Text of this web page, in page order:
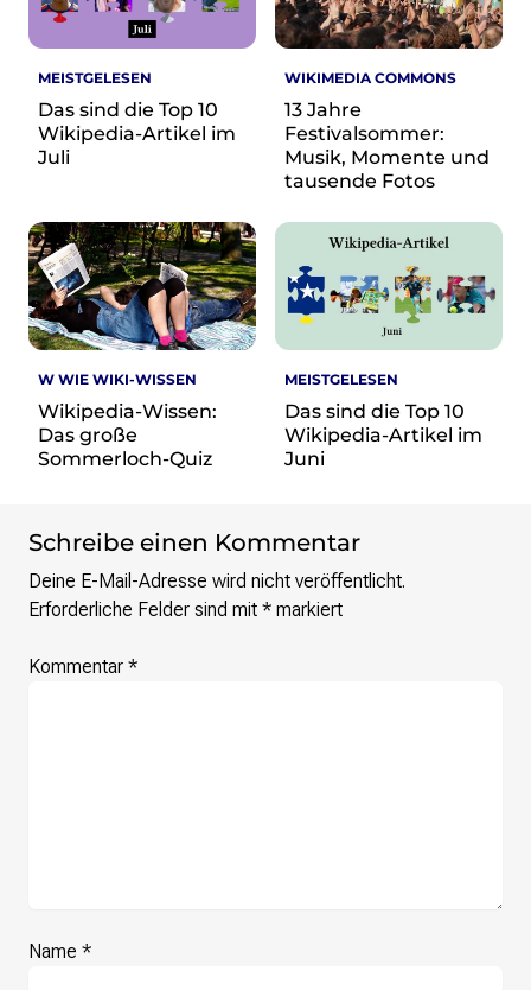
MEISTGELESEN
Das sind die Top 10
Wikipedia-Artikel im
Juli
WIKIMEDIA COMMONS
13 Jahre
Festivalsommer:
Musik, Momente und
tausende Fotos
W WIE WIKI-WISSEN
Wikipedia-Wissen:
Das große
Sommerloch-Quiz
MEISTGELESEN
Das sind die Top 10
Wikipedia-Artikel im
Juni
Schreibe einen Kommentar
Deine E-Mail-Adresse wird nicht veröffentlicht.
Erforderliche Felder sind mit * markiert
Kommentar *
Name *